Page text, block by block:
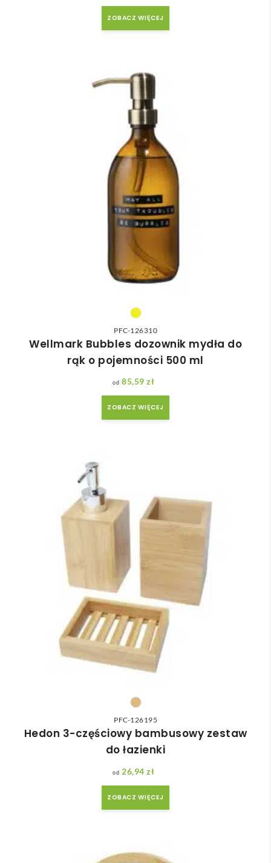
ZOBACZ WIĘCEJ
PFC-126310
Wellmark Bubbles dozownik mydła do
rąk o pojemności 500 ml
85,59zł
ZOBACZ WIĘCEJ
PFC-126195
Hedon 3-częściowy bambusowy zestaw
do łazienki
26,94zł
ZOBACZ WIĘCEJ